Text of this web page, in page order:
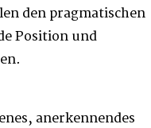
den pragmatischen
Position und
anerkennendes